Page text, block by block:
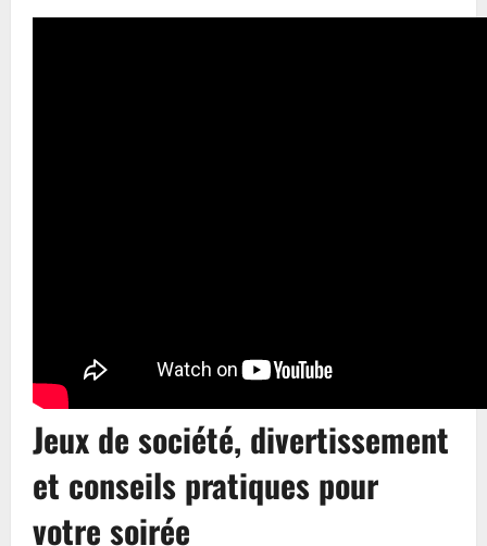
Jeux de société, divertissement
et conseils pratiques pour
votre soirée